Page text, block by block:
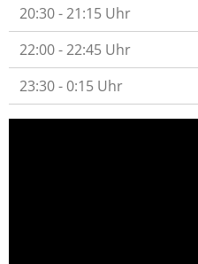
20:30 - 21:15 Uhr
22:00 - 22:45 Uhr
23:30 - 0:15 Uhr